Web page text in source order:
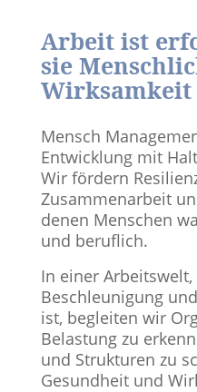
Arbeit ist
sie
Mensch
Entwicklung mit
Wir fördern
Zusammenarbeit
denen Menschen
und beruflich.
In einer
Beschleunigung
ist, begleiten wir
Belastung zu
und Strukturen zu
Gesundheit und